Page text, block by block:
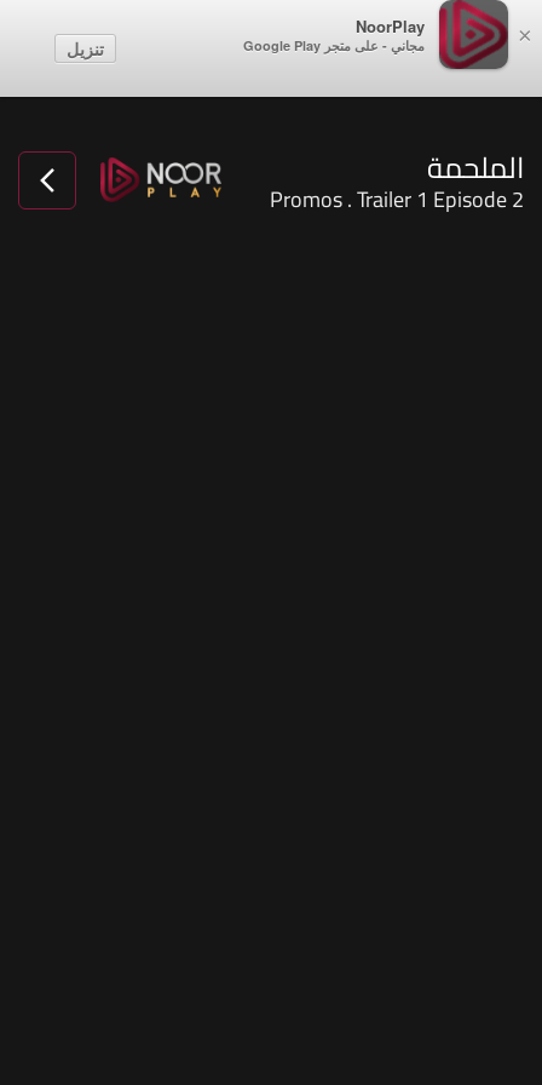
×
NoorPlay
مجاني - على متجر Google Play تنزيل
الملحمة
Promos . Trailer 1 Episode 2